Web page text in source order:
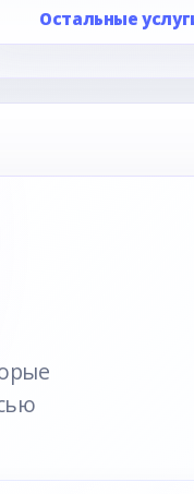
Остальные